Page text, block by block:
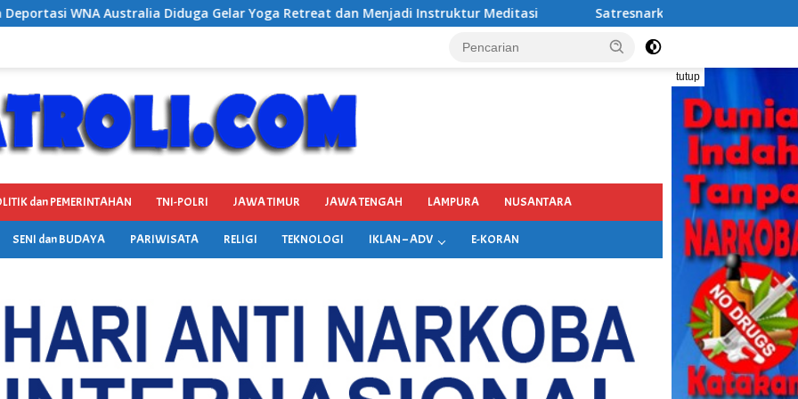
Yoga Retreat dan Menjadi Instruktur Meditasi Satresnarkoba Polres Pelabuhan Tanjung Perak Bongkar Tiga
tutup
dan PEMERINTAHAN TNI-POLRI JAWA TIMUR JAWA TENGAH LAMPURA NUSANTARA
SENI dan BUDAYA PARIWISATA RELIGI TEKNOLOGI IKLAN – ADV E-KORAN